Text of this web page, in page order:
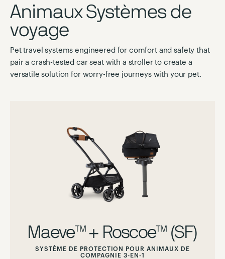
Animaux Systèmes de
voyage
Pet travel systems engineered for comfort and safety that
pair a crash-tested car seat with a stroller to create a
versatile solution for worry-free journeys with your pet.
Maeve™ + Roscoe™ (SF)
SYSTÈME DE PROTECTION POUR ANIMAUX DE
COMPAGNIE 3-EN-1